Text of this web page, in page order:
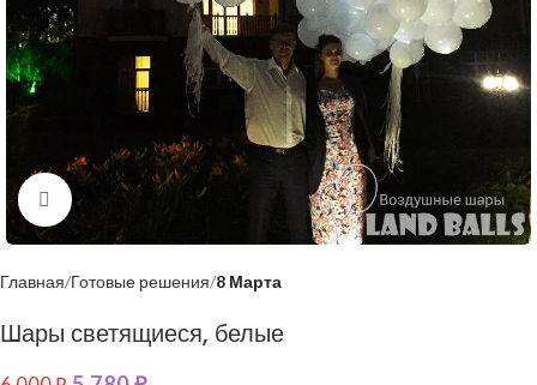
Нажмите, чтобы увеличить
Главная Готовые решения 8 Марта
Шары светящиеся, белые